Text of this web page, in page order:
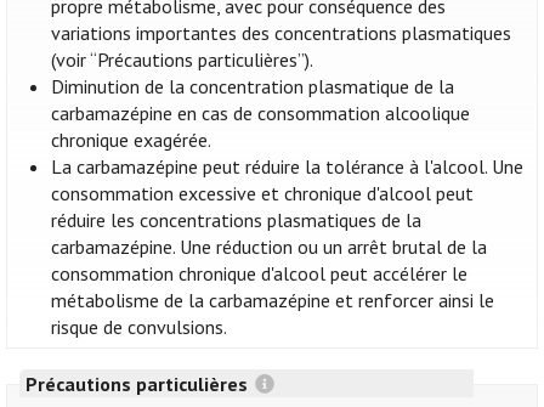
propre métabolisme, avec pour conséquence des
variations importantes des concentrations plasmatiques
(voir “Précautions particulières”).
Diminution de la concentration plasmatique de la
carbamazépine en cas de consommation alcoolique
chronique exagérée.
La carbamazépine peut réduire la tolérance à l'alcool. Une
consommation excessive et chronique d'alcool peut
réduire les concentrations plasmatiques de la
carbamazépine. Une réduction ou un arrêt brutal de la
consommation chronique d'alcool peut accélérer le
métabolisme de la carbamazépine et renforcer ainsi le
risque de convulsions.
Précautions particulières